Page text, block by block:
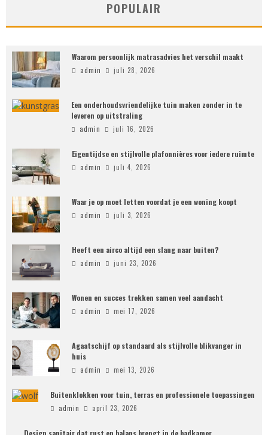
POPULAIR
Waarom persoonlijk matrasadvies het verschil maakt
admin juli 28, 2026
Een onderhoudsvriendelijke tuin maken zonder in te
leveren op uitstraling
admin juli 16, 2026
Eigentijdse en stijlvolle plafonnières voor iedere ruimte
admin juli 4, 2026
Waar je op moet letten voordat je een woning koopt
admin juli 3, 2026
Heeft een airco altijd een slang naar buiten?
admin juni 23, 2026
Wonen en succes trekken samen veel aandacht
admin mei 17, 2026
Agaatschijf op standaard als stijlvolle blikvanger in
huis
admin mei 13, 2026
Buitenklokken voor tuin, terras en professionele toepassingen
admin april 23, 2026
Design sanitair dat rust en balans brengt in de badkamer